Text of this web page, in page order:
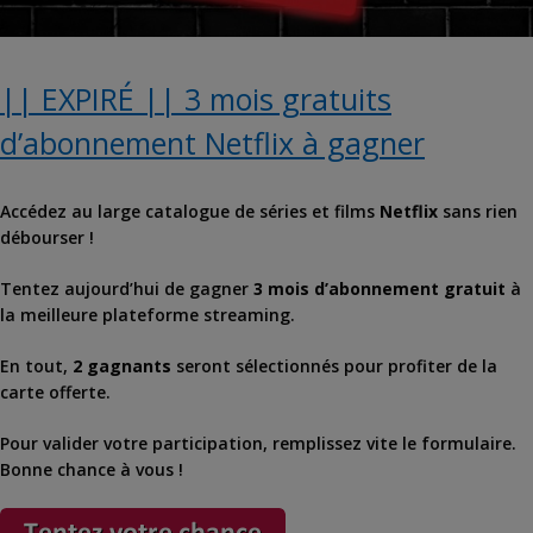
|| EXPIRÉ || 3 mois gratuits
d’abonnement Netflix à gagner
Accédez au large catalogue de séries et films Netflix sans rien
débourser !
Tentez aujourd’hui de gagner 3 mois d’abonnement gratuit à
la meilleure plateforme streaming.
En tout, 2 gagnants seront sélectionnés pour profiter de la
carte offerte.
Pour valider votre participation, remplissez vite le formulaire.
Bonne chance à vous !